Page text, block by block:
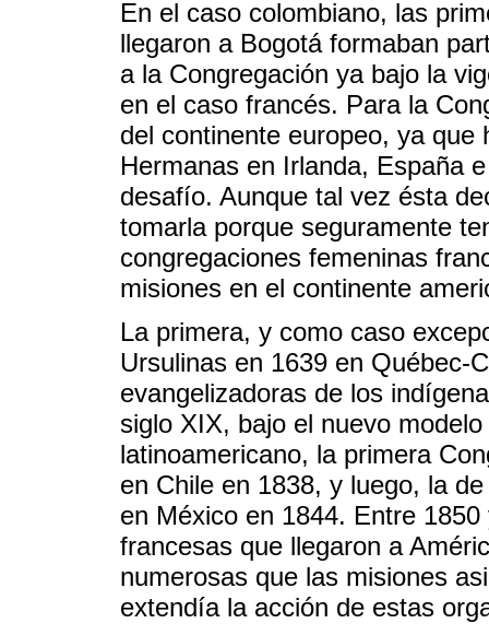
En el caso colombiano, las
llegaron a Bogotá formaban
a la Congregación ya bajo la
en el caso francés. Para la
del continente europeo, ya
Hermanas en Irlanda, España
desafío. Aunque tal vez ésta
tomarla porque seguramente
congregaciones femeninas
misiones en el continente
La primera, y como caso
Ursulinas en 1639 en Québec-
evangelizadoras de los
siglo XIX, bajo el nuevo
latinoamericano, la primera
en Chile en 1838, y luego, la
en México en 1844. Entre
francesas que llegaron a
numerosas que las misiones
extendía la acción de estas